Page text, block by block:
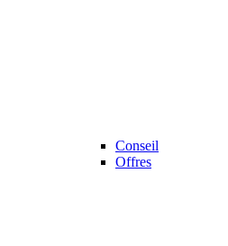
Conseil
Offres